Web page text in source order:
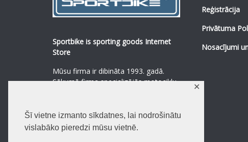
Šī vietne izmanto sīkdatnes, lai nodrošinātu
vislabāko pieredzi mūsu vietnē.
✕
Sportbike is sporting goods Internet
Store
Mūsu firma ir dibināta 1993. gadā.
Sākumā firma specializējās motociklu,
Lasīt vairāk
Reģistrācija
Privātuma
Nosacījumi
0